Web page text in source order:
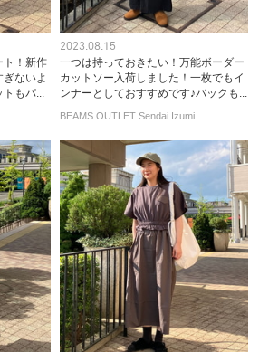
ト！新作
ないよ
トもパ...
2023.08.15
一つは持っておきたい！万能ボーダー
カットソー入荷しました！一枚でもイ
ンナーとしておすすめです♪バックも...
BEAMS OUTLET Sendai Izumi